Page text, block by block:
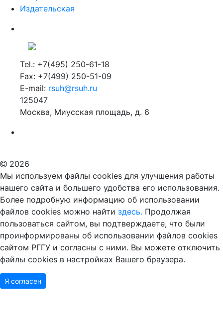
Издательская
Tel.: +7(495) 250-61-18
Fax: +7(499) 250-51-09
E-mail: rsuh@rsuh.ru
125047
Москва, Миусская площадь, д. 6
2026
Мы используем файлы cookies для улучшения работы
нашего сайта и большего удобства его использования.
Более подробную информацию об использовании
файлов cookies можно найти здесь. Продолжая
пользоваться сайтом, вы подтверждаете, что были
проинформированы об использовании файлов cookies
сайтом РГГУ и согласны с ними. Вы можете отключить
файлы cookies в настройках Вашего браузера.
Я согласен